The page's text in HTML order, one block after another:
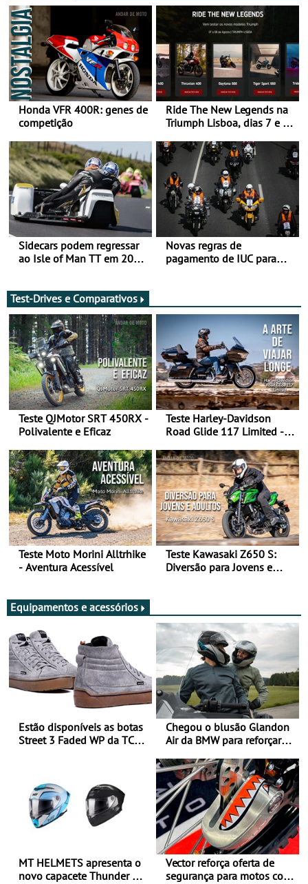
Honda VFR 400R: genes de
competição
Ride The New Legends na
Triumph Lisboa, dias 7 e 8
Sidecars podem regressar
ao Isle of Man TT em 2027
Novas regras de
pagamento de IUC para
Test-Drives e Comparativos
Teste QJMotor SRT 450RX -
Polivalente e Eficaz
Teste Harley-Davidson
Road Glide 117 Limited - A
Teste Moto Morini Alltrhike
- Aventura Acessível
Teste Kawasaki Z650 S:
Diversão para Jovens e
Equipamentos e acessórios
Estão disponíveis as botas
Street 3 Faded WP da TCX
Chegou o blusão Glandon
Air da BMW para reforçar
verão
MT HELMETS apresenta o
novo capacete Thunder 4 R
Vector reforça oferta de
segurança para motos com